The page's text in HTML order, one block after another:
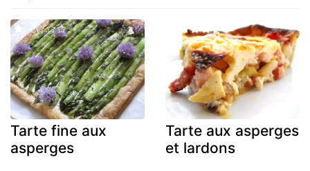
Tarte fine aux
asperges
Tarte aux asperges
et lardons